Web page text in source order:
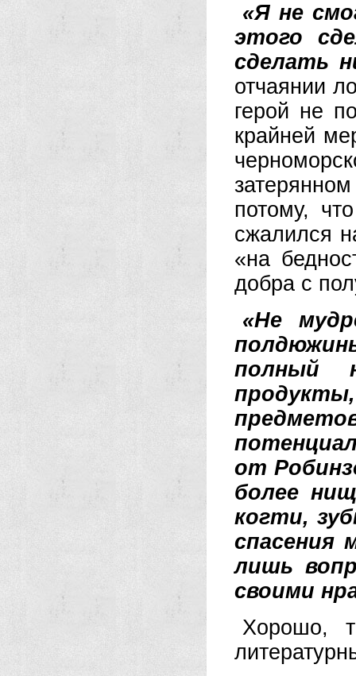
«Я не
этого
сделать
отчаянии
герой не
крайней
потому,
сжалился
«на
добра с
«Не
полный
от
более
когти,
лишь
своими
Хорошо,